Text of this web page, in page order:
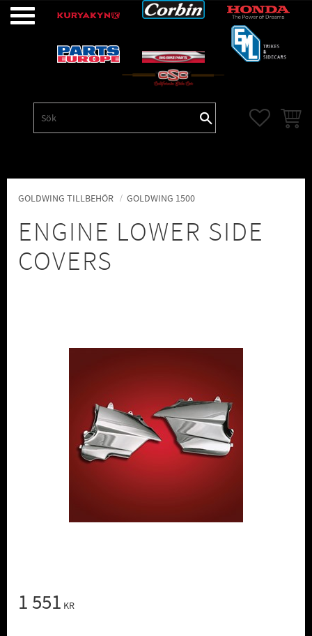
GOLDWING TILLBEHÖR GOLDWING 1500
ENGINE LOWER SIDE
COVERS
1 551 KR